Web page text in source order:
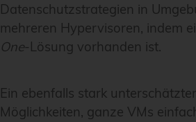
Datenschutzstrategien in
mehreren Hypervisoren, indem
One-Lösung vorhanden ist.
Ein ebenfalls stark
Möglichkeiten, ganze VMs